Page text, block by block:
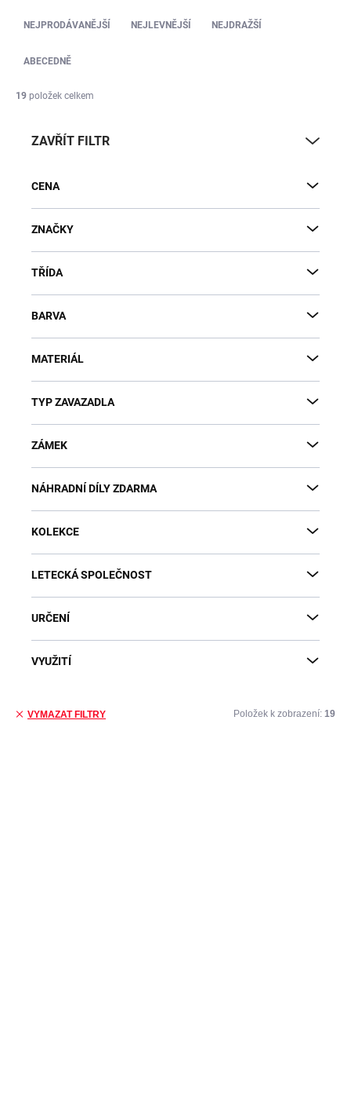
NEJPRODÁVANĚJŠÍ NEJLEVNĚJŠÍ NEJDRAŽŠÍ
ABECEDNĚ
19 položek celkem
ZAVŘÍT FILTR
CENA
ZNAČKY
TŘÍDA
BARVA
MATERIÁL
TYP ZAVAZADLA
ZÁMEK
NÁHRADNÍ DÍLY ZDARMA
KOLEKCE
LETECKÁ SPOLEČNOST
URČENÍ
VYUŽITÍ
VYMAZAT FILTRY Položek k zobrazení: 19